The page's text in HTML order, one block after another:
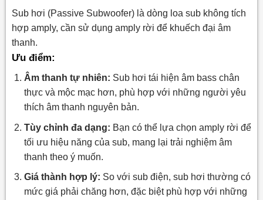
Sub hơi (Passive Subwoofer) là dòng loa sub không tích
hợp amply, cần sử dụng amply rời để khuếch đại âm
thanh.
Ưu điểm:
Âm thanh tự nhiên: Sub hơi tái hiện âm bass chân
thực và mộc mạc hơn, phù hợp với những người yêu
thích âm thanh nguyên bản.
Tùy chỉnh đa dạng: Bạn có thể lựa chọn amply rời để
tối ưu hiệu năng của sub, mang lại trải nghiệm âm
thanh theo ý muốn.
Giá thành hợp lý: So với sub điện, sub hơi thường có
mức giá phải chăng hơn, đặc biệt phù hợp với những